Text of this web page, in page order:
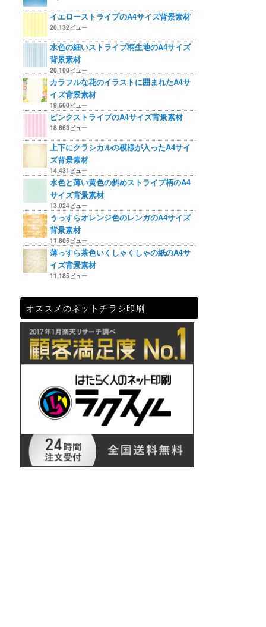
イエローストライプのA4サイズ背景素材
20,132ビュー
水色の細いストライプ柄生地のA4サイズ
背景素材
20,100ビュー
カラフルな花のイラストに囲まれたA4サ
イズ背景素材
19,660ビュー
ピンクストライプのA4サイズ背景素材
18,863ビュー
上下にクラシカルの模様が入ったA4サイ
ズ背景素材
14,431ビュー
水色と薄い黄色の斜めストライプ柄のA4
サイズ背景素材
13,024ビュー
うっすらオレンジ色のレンガのA4サイズ
背景素材
11,805ビュー
薄っすら茶色いくしゃくしゃの紙のA4サ
イズ背景素材
11,185ビュー
オススメのネットチラシ印刷